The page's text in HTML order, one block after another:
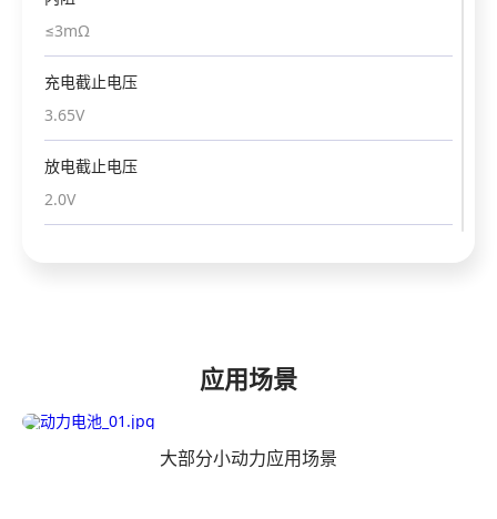
≤1.5mΩ
充电截止电压
4.2V
放电截止电压
2.75V
快速充电电流
≤3mΩ
充电截止电压
3.65V
放电截止电压
2.0V
快速充电电流
应用场景
大部分小动力应用场景